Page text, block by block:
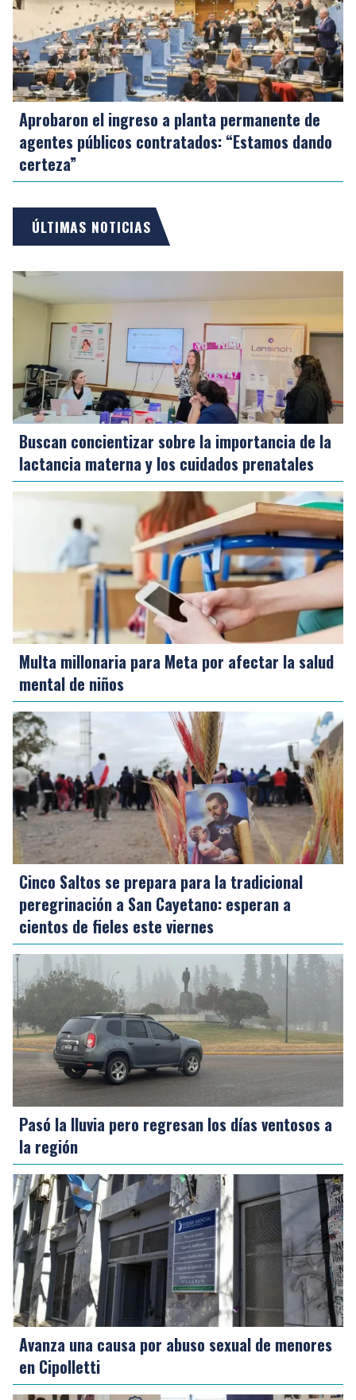
Aprobaron el ingreso a planta permanente de
agentes públicos contratados: “Estamos dando
certeza”
ÚLTIMAS NOTICIAS
Buscan concientizar sobre la importancia de la
lactancia materna y los cuidados prenatales
Multa millonaria para Meta por afectar la salud
mental de niños
Cinco Saltos se prepara para la tradicional
peregrinación a San Cayetano: esperan a
cientos de fieles este viernes
Pasó la lluvia pero regresan los días ventosos a
la región
Avanza una causa por abuso sexual de menores
en Cipolletti